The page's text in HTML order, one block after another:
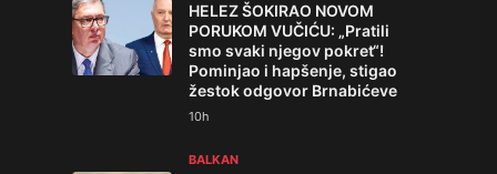
HELEZ ŠOKIRAO NOVOM
PORUKOM VUČIĆU: „Pratili
smo svaki njegov pokret“!
Pominjao i hapšenje, stigao
žestok odgovor Brnabićeve
10h
BALKAN